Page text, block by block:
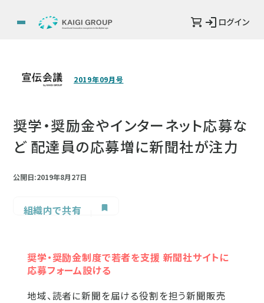
ログイン
2019年09月号
奨学・奨励金やインターネット応募な
ど 配達員の応募増に新聞社が注力
公開日:2019年8月27日
組織内で共有
奨学・奨励金制度で若者を支援 新聞社サイトに
応募フォーム設ける
地域、読者に新聞を届ける役割を担う新聞販売